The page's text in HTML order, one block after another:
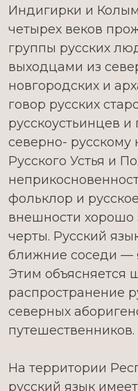
Индигирки и
четырех веков
группы русских
выходцами из
новгородских и
говор русских
русскоустьинцев и
северно-
Русского Устья и
фольклор и
внешности хорошо
черты. Русский
ближние соседи —
Этим объясняется
распространение
северных
путешественников.
На территории
русский язык имеет